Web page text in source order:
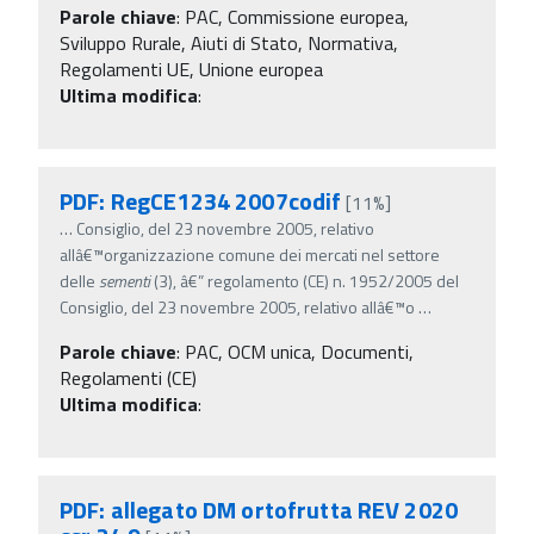
Parole chiave: PAC, Commissione europea,
Sviluppo Rurale, Aiuti di Stato, Normativa,
Regolamenti UE, Unione europea
Ultima modifica:
PDF: RegCE1234 2007codif [11%]
… Consiglio, del 23 novembre 2005, relativo
allâ€™organizzazione comune dei mercati nel settore
delle sementi(3), â€” regolamento (CE) n. 1952/2005 del
Consiglio, del 23 novembre 2005, relativo allâ€™o …
Parole chiave: PAC, OCM unica, Documenti,
Regolamenti (CE)
Ultima modifica:
PDF: allegato DM ortofrutta REV 2020